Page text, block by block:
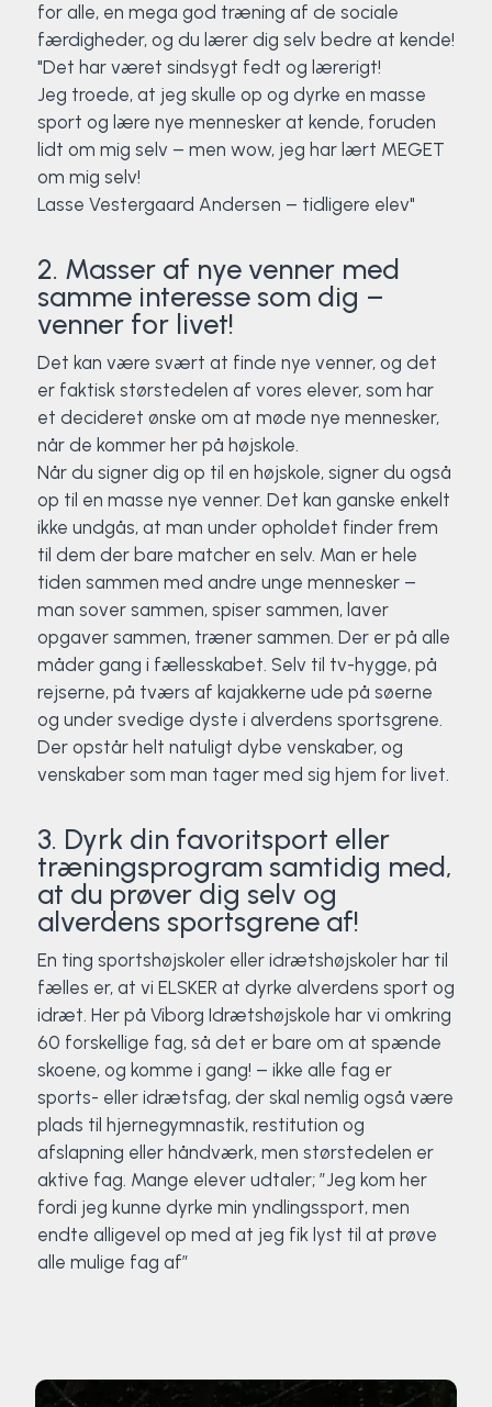
for alle, en mega god træning af de sociale
færdigheder, og du lærer dig selv bedre at kende!
"Det har været sindsygt fedt og lærerigt!
Jeg troede, at jeg skulle op og dyrke en masse
sport og lære nye mennesker at kende, foruden
lidt om mig selv – men wow, jeg har lært MEGET
om mig selv!
Lasse Vestergaard Andersen – tidligere elev"
2. Masser af nye venner med
samme interesse som dig –
venner for livet!
Det kan være svært at finde nye venner, og det
er faktisk størstedelen af vores elever, som har
et decideret ønske om at møde nye mennesker,
når de kommer her på højskole.
Når du signer dig op til en højskole, signer du også
op til en masse nye venner. Det kan ganske enkelt
ikke undgås, at man under opholdet finder frem
til dem der bare matcher en selv. Man er hele
tiden sammen med andre unge mennesker –
man sover sammen, spiser sammen, laver
opgaver sammen, træner sammen. Der er på alle
måder gang i fællesskabet. Selv til tv-hygge, på
rejserne, på tværs af kajakkerne ude på søerne
og under svedige dyste i alverdens sportsgrene.
Der opstår helt natuligt dybe venskaber, og
venskaber som man tager med sig hjem for livet.
3. Dyrk din favoritsport eller
træningsprogram samtidig med,
at du prøver dig selv og
alverdens sportsgrene af!
En ting sportshøjskoler eller idrætshøjskoler har til
fælles er, at vi ELSKER at dyrke alverdens sport og
idræt. Her på Viborg Idrætshøjskole har vi omkring
60 forskellige fag, så det er bare om at spænde
skoene, og komme i gang! – ikke alle fag er
sports- eller idrætsfag, der skal nemlig også være
plads til hjernegymnastik, restitution og
afslapning eller håndværk, men størstedelen er
aktive fag. Mange elever udtaler; ”Jeg kom her
fordi jeg kunne dyrke min yndlingssport, men
endte alligevel op med at jeg fik lyst til at prøve
alle mulige fag af”
SUP
Svømning og Livredning
Tons og teambuilding
Vandsport
Yoga